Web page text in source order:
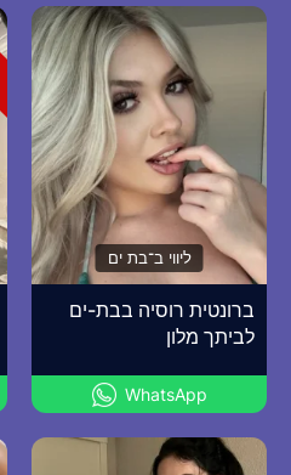
ליווי ב־בת ים
ברונטית רוסיה בבת-ים
לביתך מלון
WhatsApp